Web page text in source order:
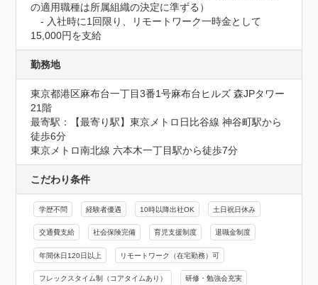
の適用職種は所属組織の決定に準ずる）
‐ 入社時に1回限り、リモートワーク一時金として
15,000円を支給
勤務地
東京都港区麻布台一丁目3番1号麻布台ヒルズ 森JPタワー
21階
最寄駅：【最寄り駅】東京メトロ日比谷線 神谷町駅から
徒歩6分
東京メトロ南北線 六本木一丁目駅から徒歩7分
こだわり条件
学歴不問 経験者優遇 10時以降出社OK 土日祝日休み
交通費支給 社会保険完備 育児支援制度 退職金制度
年間休日120日以上 リモートワーク（在宅勤務）可
フレックスタイム制（コアタイムあり） 研修・勉強会充実